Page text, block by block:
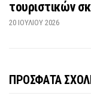
τουριστικών
20 ΙΟΥΛΊΟΥ 2026
ΠΡΟΣΦΑΤΑ